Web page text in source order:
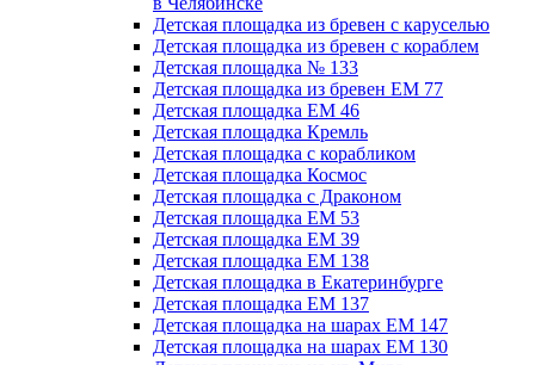
Детская площадка из бревен с каруселью
Детская площадка из бревен с кораблем
Детская площадка № 133
Детская площадка из бревен ЕМ 77
Детская площадка ЕМ 46
Детская площадка Кремль
Детская площадка с корабликом
Детская площадка Космос
Детская площадка с Драконом
Детская площадка ЕМ 53
Детская площадка ЕМ 39
Детская площадка ЕМ 138
Детская площадка в Екатеринбурге
Детская площадка ЕМ 137
Детская площадка на шарах ЕМ 147
Детская площадка на шарах ЕМ 130